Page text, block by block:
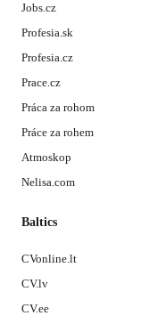
Jobs.cz
Profesia.sk
Profesia.cz
Prace.cz
Práca za rohom
Práce za rohem
Atmoskop
Nelisa.com
Baltics
CVonline.lt
CV.lv
CV.ee